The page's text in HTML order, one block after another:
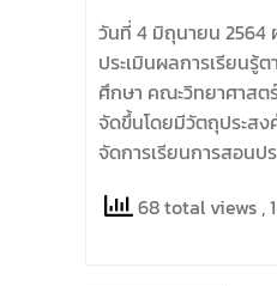
ทราบถึงนโยบา
นิติศาสตร์
วันที่ 4 มิถุนายน 2564
ประเมินผลการเรียน
ศึกษา คณะวิทยาศาสต
จัดขึ้นโดยมีวัตถุประส
จัดการเรียนการสอนป
68 total views ,